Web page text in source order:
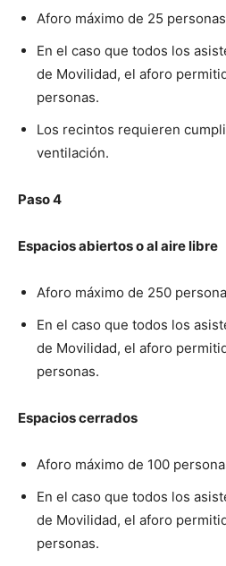
Aforo máximo de 25
En el caso que todos los
de Movilidad, el aforo
personas.
Los recintos requieren
ventilación.
Paso 4
Espacios abiertos o al aire libre
Aforo máximo de 250
En el caso que todos los
de Movilidad, el aforo
personas.
Espacios cerrados
Aforo máximo de 100
En el caso que todos los
de Movilidad, el aforo
personas.